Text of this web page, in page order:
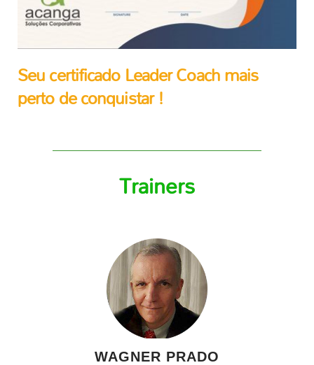
Seu certificado Leader Coach mais
perto de conquistar !
Trainers
WAGNER PRADO